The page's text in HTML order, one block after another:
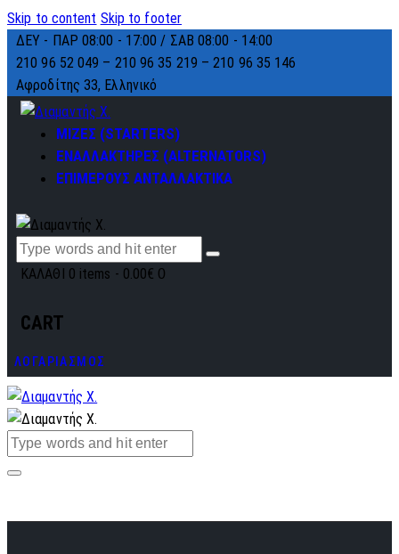
Skip to content Skip to footer
ΔΕΥ - ΠΑΡ 08:00 - 17:00 / ΣΑΒ 08:00 - 14:00
210 96 52 049 – 210 96 35 219 –210 96 35 146
Αφροδίτης 33, Ελληνικό
ΜΙΖΕΣ (STARTERS)
ΕΝΑΛΛΑΚΤΗΡΕΣ (ALTERNATORS)
ΕΠΙΜΕΡΟΥΣ ΑΝΤΑΛΛΑΚΤΙΚΑ
ΚΑΛΑΘΙ 0 items - 0.00€ 0
CART
ΛΟΓΑΡΙΑΣΜΟΣ